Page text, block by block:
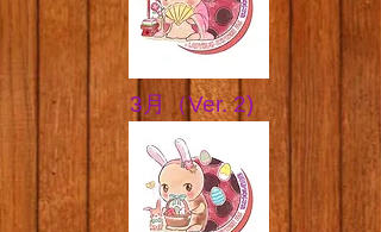
​​3月（Ver. 2)